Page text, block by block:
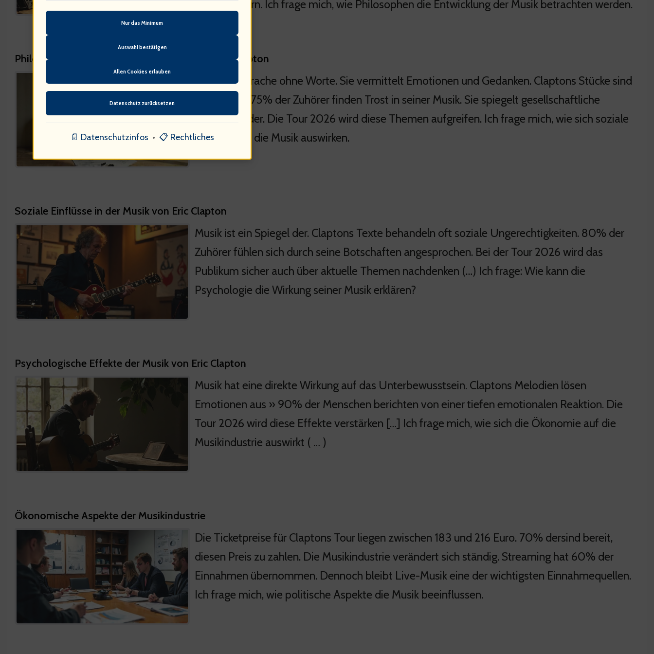
zu verbessern. Ich frage mich, wie Philosophen die Entwicklung der Musik betrachten werden.
Philosophische Perspektiven zur Musik von Eric Clapton
Musik ist Sprache ohne Worte. Sie vermittelt Emotionen und Gedanken. Claptons Stücke sind
tiefgründig. 75% der Zuhörer finden Trost in seiner Musik. Sie spiegelt gesellschaftliche
Themen wider. Die Tour 2026 wird diese Themen aufgreifen. Ich frage mich, wie sich soziale
Aspekte auf die Musik auswirken.
Soziale Einflüsse in der Musik von Eric Clapton
Musik ist ein Spiegel der. Claptons Texte behandeln oft soziale Ungerechtigkeiten. 80% der
Zuhörer fühlen sich durch seine Botschaften angesprochen. Bei der Tour 2026 wird das
Publikum sicher auch über aktuelle Themen nachdenken (…) Ich frage: Wie kann die
Psychologie die Wirkung seiner Musik erklären?
Psychologische Effekte der Musik von Eric Clapton
Musik hat eine direkte Wirkung auf das Unterbewusstsein. Claptons Melodien lösen
Emotionen aus » 90% der Menschen berichten von einer tiefen emotionalen Reaktion. Die
Tour 2026 wird diese Effekte verstärken […] Ich frage mich, wie sich die Ökonomie auf die
Musikindustrie auswirkt ( … )
Ökonomische Aspekte der Musikindustrie
Die Ticketpreise für Claptons Tour liegen zwischen 183 und 216 Euro. 70% dersind bereit,
diesen Preis zu zahlen. Die Musikindustrie verändert sich ständig. Streaming hat 60% der
Einnahmen übernommen. Dennoch bleibt Live-Musik eine der wichtigsten Einnahmequellen.
Ich frage mich, wie politische Aspekte die Musik beeinflussen.
Nur das Minimum
Auswahl bestätigen
Allen Cookies erlauben
Datenschutz zurücksetzen
📄 Datenschutzinfos • 📋 Rechtliches